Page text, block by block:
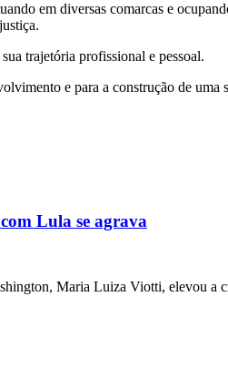
em diversas comarcas e
trajetória profissional e pessoal.
e para a construção de uma
Lula se agrava
Maria Luiza Viotti, elevou a